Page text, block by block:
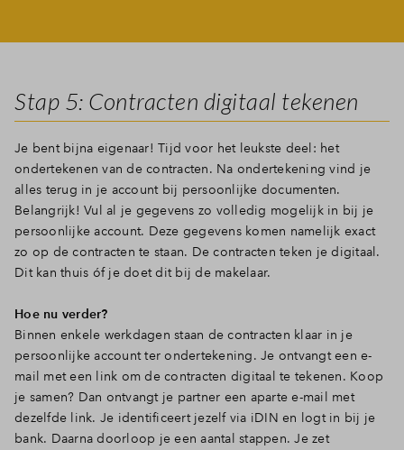
Stap 5: Contracten digitaal tekenen
Je bent bijna eigenaar! Tijd voor het leukste deel: het
ondertekenen van de contracten. Na ondertekening vind je
alles terug in je account bij persoonlijke documenten.
Belangrijk! Vul al je gegevens zo volledig mogelijk in bij je
persoonlijke account. Deze gegevens komen namelijk exact
zo op de contracten te staan. De contracten teken je digitaal.
Dit kan thuis óf je doet dit bij de makelaar.
Hoe nu verder?
Binnen enkele werkdagen staan de contracten klaar in je
persoonlijke account ter ondertekening. Je ontvangt een e-
mail met een link om de contracten digitaal te tekenen. Koop
je samen? Dan ontvangt je partner een aparte e-mail met
dezelfde link. Je identificeert jezelf via iDIN en logt in bij je
bank. Daarna doorloop je een aantal stappen. Je zet